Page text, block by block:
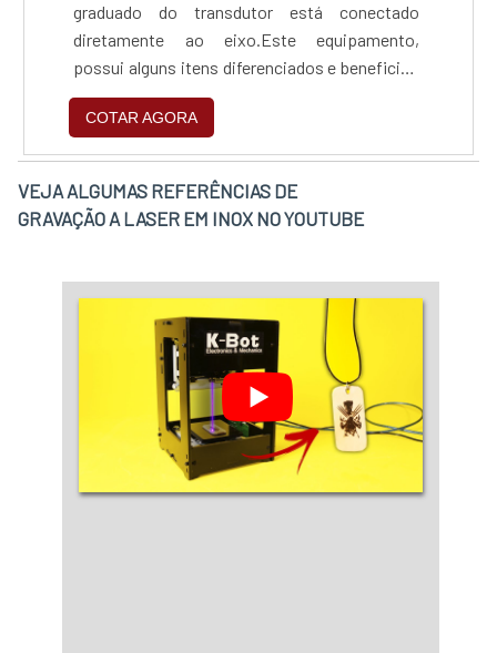
graduado do transdutor está conectado
diretamente ao eixo.Este equipamento,
possui alguns itens diferenciados e beneficios
aos usuários. Montagem simples, Dimensões
compactas, alta frequência natural de
acoplamento e modelos com eixo passante,
são algumas das caracteristicas dos
transdutores rotativos.Esse produto está
disponivel na Interfag, que dipõe de um amplo
equipamentos como os transdutores
rotativos.Para obter maiores informações
acesse nosso site.
COTAR AGORA
VEJA ALGUMAS REFERÊNCIAS DE
GRAVAÇÃO A LASER EM INOX NO YOUTUBE